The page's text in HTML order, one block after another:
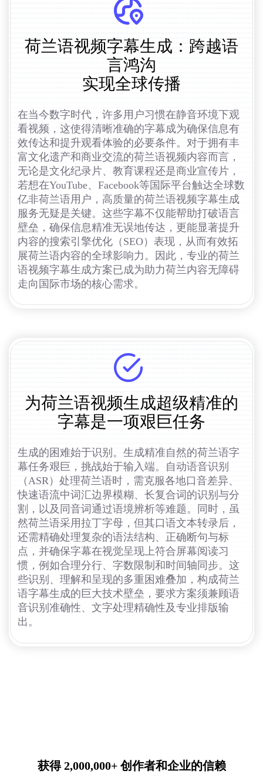
荷兰语视频字幕生成：跨越语
言鸿沟
实现全球传播
在当今数字时代，许多用户习惯在静音环境下观
看视频，这使得清晰准确的字幕成为确保信息有
效传达和提升观看体验的必要条件。对于拥有丰
富文化遗产和商业交流的荷兰语视频内容而言，
无论是文化纪录片、教育课程还是商业宣传片，
若想在YouTube、Facebook等国际平台触达全球数
亿非荷兰语用户，高质量的荷兰语视频字幕生成
服务无疑是关键。这些字幕不仅能帮助打破语言
壁垒，确保信息精准无误地传达，更能显著提升
内容的搜索引擎优化（SEO）表现，从而有效拓
展荷兰语内容的全球影响力。因此，专业的荷兰
语视频字幕生成方案已成为助力荷兰内容无障碍
走向国际市场的核心需求。
为荷兰语视频生成超级精准的
字幕是一项艰巨任务
生成的困难始于识别。生成精准自然的荷兰语字
幕任务艰巨，挑战始于输入端。自动语音识别
（ASR）处理荷兰语时，需克服各地口音差异、
快速语流中词汇边界模糊、长复合词的识别与分
割，以及同音词通过语境辨析等难题。同时，虽
然荷兰语采用拉丁字母，但其口语文本转录后，
还需精确处理复杂的语法结构、正确断句与标
点，并确保字幕在视觉呈现上符合屏幕阅读习
惯，例如合理分行、字数限制和时间轴同步。这
些识别、理解和呈现的多重困难叠加，构成荷兰
语字幕生成的巨大技术壁垒，要求方案须兼顾语
音识别准确性、文字处理精确性及专业排版输
出。
获得 2,000,000+ 创作者和企业的信赖